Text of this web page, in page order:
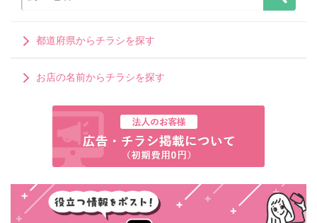
都道府県からチラシを探す
お店の名前からチラシを探す